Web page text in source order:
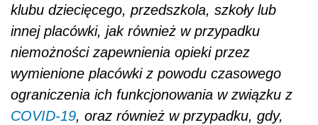
klubu dziecięcego, przedszkola, szkoły lub
innej placówki, jak również w przypadku
niemożności zapewnienia opieki przez
wymienione placówki z powodu czasowego
ograniczenia ich funkcjonowania w związku z
COVID-19, oraz również w przypadku, gdy,